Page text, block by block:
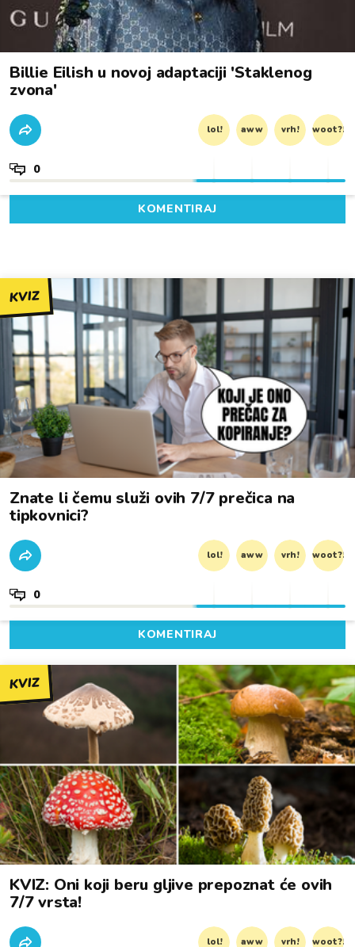
Billie Eilish u novoj adaptaciji 'Staklenog
zvona'
lol! aww vrh! woot?!
0
KOMENTIRAJ
KVIZ
Znate li čemu služi ovih 7/7 prečica na
tipkovnici?
lol! aww vrh! woot?!
0
KOMENTIRAJ
KVIZ
KVIZ: Oni koji beru gljive prepoznat će ovih
7/7 vrsta!
lol! aww vrh! woot?!